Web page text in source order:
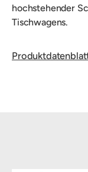
hochstehender
Tischwagens.